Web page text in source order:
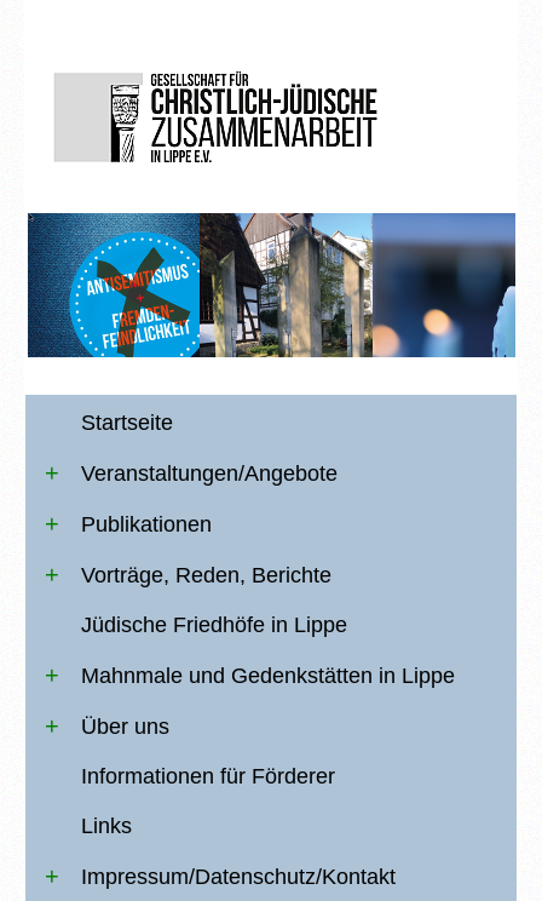
Startseite
Veranstaltungen/Angebote
Publikationen
Vorträge, Reden, Berichte
Jüdische Friedhöfe in Lippe
Mahnmale und Gedenkstätten in Lippe
Über uns
Informationen für Förderer
Links
Impressum/Datenschutz/Kontakt